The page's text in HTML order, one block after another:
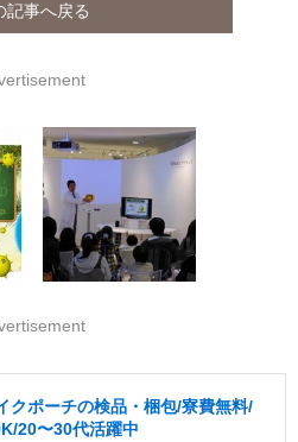
記事へ戻る
クポーチの検品・梱包/寮費無料/
20〜30代活躍中